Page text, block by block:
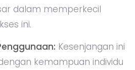
dalam memperkecil
ini.
Kesenjangan ini
kemampuan individu